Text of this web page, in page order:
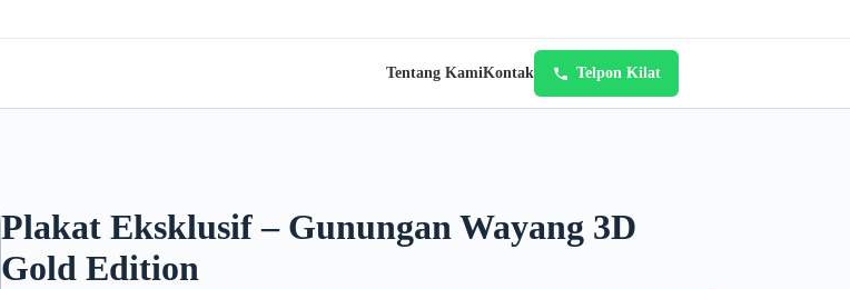
Tentang KamiKontak Telpon Kilat
Plakat Eksklusif – Gunungan Wayang 3D
Gold Edition